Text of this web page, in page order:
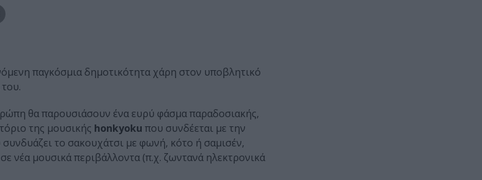
παγκόσμια δημοτικότητα χάρη στον υποβλητικό
θα παρουσιάσουν ένα ευρύ φάσμα παραδοσιακής,
της μουσικής honkyoku που συνδέεται με την
το σακουχάτσι με φωνή, κότο ή σαμισέν,
νέα μουσικά περιβάλλοντα (π.χ. ζωντανά ηλεκτρονικά